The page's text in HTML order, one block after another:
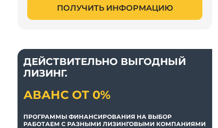
ПОЛУЧИТЬ ИНФОРМАЦИЮ
ДЕЙСТВИТЕЛЬНО ВЫГОДНЫЙ
ЛИЗИНГ.
АВАНС ОТ 0%
ПРОГРАММЫ ФИНАНСИРОВАНИЯ НА ВЫБОР
РАБОТАЕМ С РАЗНЫМИ ЛИЗИНГОВЫМИ КОМПАНИЯМИ